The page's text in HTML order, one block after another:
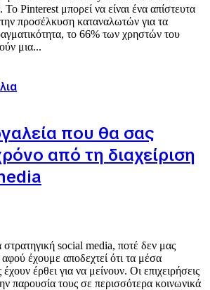
Pinterest μπορεί να είναι ένα απίστευτα
προσέλκυση καταναλωτών για τα
το 66% των χρηστών του
μια...
που θα σας
από τη διαχείριση
social media, ποτέ δεν μας
έχουμε αποδεχτεί ότι τα μέσα
έρθει για να μείνουν. Οι επιχειρήσεις
παρουσία τους σε περισσότερα κοινωνικά